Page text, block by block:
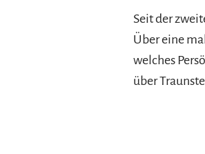
Seit der
Über eine
welches
über